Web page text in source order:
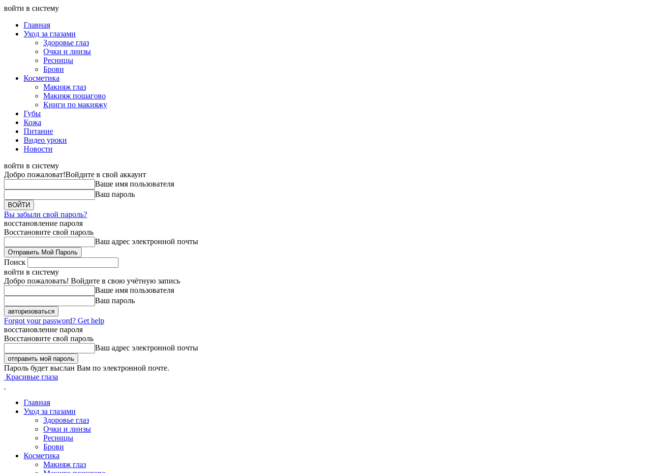
войти в систему
Главная
Уход за глазами
Здоровье глаз
Очки и линзы
Ресницы
Брови
Косметика
Макияж глаз
Макияж пошагово
Книги по макияжу
Губы
Кожа
Питание
Видео уроки
Новости
войти в систему
Добро пожаловат!Войдите в свой аккаунт
Ваше имя пользователя
Ваш пароль
Вы забыли свой пароль?
восстановление пароля
Восстановите свой пароль
Ваш адрес электронной почты
Поиск
войти в систему
Добро пожаловать! Войдите в свою учётную запись
Ваше имя пользователя
Ваш пароль
Forgot your password? Get help
восстановление пароля
Восстановите свой пароль
Ваш адрес электронной почты
Пароль будет выслан Вам по электронной почте.
Красивые глаза
Главная
Уход за глазами
Здоровье глаз
Очки и линзы
Ресницы
Брови
Косметика
Макияж глаз